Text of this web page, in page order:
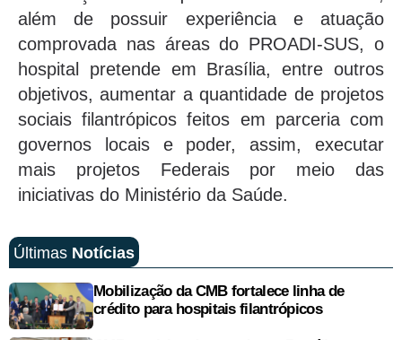
além de possuir experiência e atuação
comprovada nas áreas do PROADI-SUS, o
hospital pretende em Brasília, entre outros
objetivos, aumentar a quantidade de projetos
sociais filantrópicos feitos em parceria com
governos locais e poder, assim, executar
mais projetos Federais por meio das
iniciativas do Ministério da Saúde.
Últimas Notícias
Mobilização da CMB fortalece linha de
crédito para hospitais filantrópicos